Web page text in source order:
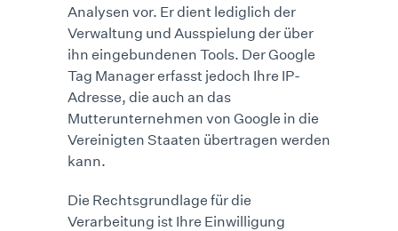
Analysen vor. Er dient lediglich der
Verwaltung und Ausspielung der über
ihn eingebundenen Tools. Der Google
Tag Manager erfasst jedoch Ihre IP-
Adresse, die auch an das
Mutterunternehmen von Google in die
Vereinigten Staaten übertragen werden
kann.
Die Rechtsgrundlage für die
Verarbeitung ist Ihre Einwilligung